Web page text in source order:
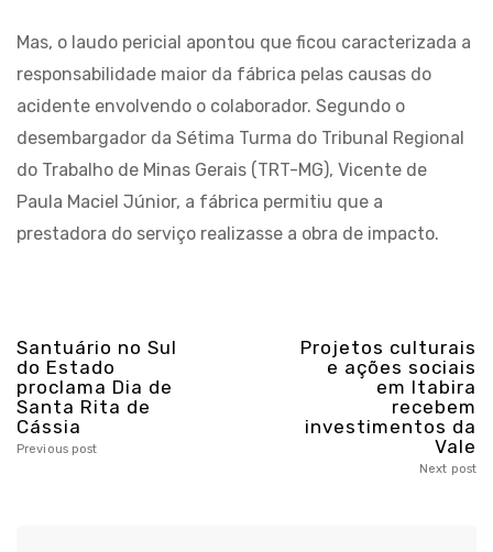
Mas, o laudo pericial apontou que ficou caracterizada a
responsabilidade maior da fábrica pelas causas do
acidente envolvendo o colaborador. Segundo o
desembargador da Sétima Turma do Tribunal Regional
do Trabalho de Minas Gerais (TRT-MG), Vicente de
Paula Maciel Júnior, a fábrica permitiu que a
prestadora do serviço realizasse a obra de impacto.
Santuário no Sul
do Estado
proclama Dia de
Santa Rita de
Cássia
Previous post
Projetos culturais
e ações sociais
em Itabira
recebem
investimentos da
Vale
Next post